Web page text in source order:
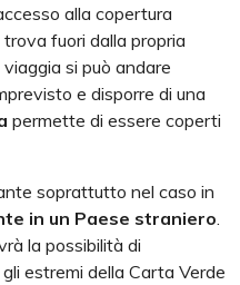
alla copertura
fuori dalla propria
si può andare
e disporre di una
permette di essere coperti
soprattutto nel caso in
in un Paese straniero.
la possibilità di
estremi della Carta Verde